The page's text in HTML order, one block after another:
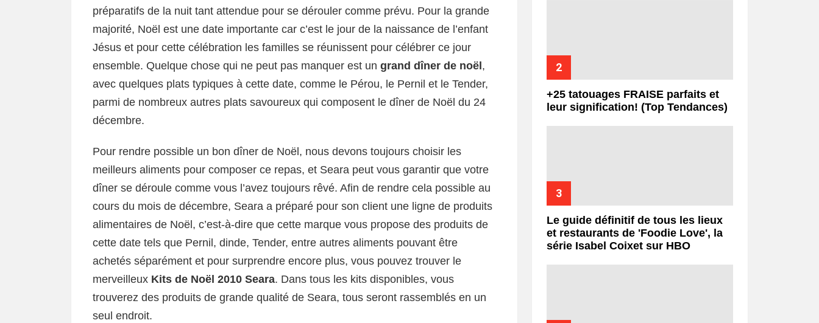
préparatifs de la nuit tant attendue pour se dérouler comme prévu. Pour la grande
majorité, Noël est une date importante car c’est le jour de la naissance de l’enfant
Jésus et pour cette célébration les familles se réunissent pour célébrer ce jour
ensemble. Quelque chose qui ne peut pas manquer est un grand dîner de noël ,
avec quelques plats typiques à cette date, comme le Pérou, le Pernil et le Tender,
parmi de nombreux autres plats savoureux qui composent le dîner de Noël du 24
décembre.
Pour rendre possible un bon dîner de Noël, nous devons toujours choisir les
meilleurs aliments pour composer ce repas, et Seara peut vous garantir que votre
dîner se déroule comme vous l’avez toujours rêvé. Afin de rendre cela possible au
cours du mois de décembre, Seara a préparé pour son client une ligne de produits
alimentaires de Noël, c’est-à-dire que cette marque vous propose des produits de
cette date tels que Pernil, dinde, Tender, entre autres aliments pouvant être
achetés séparément et pour surprendre encore plus, vous pouvez trouver le
merveilleux Kits de Noël 2010 Seara. Dans tous les kits disponibles, vous
trouverez des produits de grande qualité de Seara, tous seront rassemblés en un
seul endroit.
+25 tatouages ​​FRAISE parfaits et
leur signification! (Top Tendances)
Le guide définitif de tous les lieux
et restaurants de 'Foodie Love', la
série Isabel Coixet sur HBO